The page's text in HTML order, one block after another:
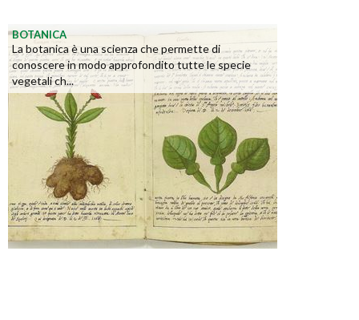
BOTANICA
La botanica è una scienza che permette di
conoscere in modo approfondito tutte le specie
vegetali ch...